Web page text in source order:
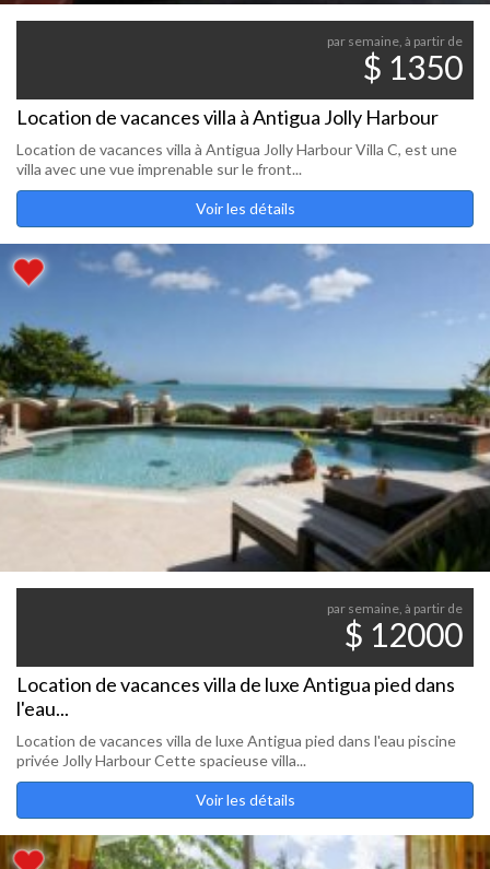
par semaine, à partir de
$ 1350
Location de vacances villa à Antigua Jolly Harbour
Location de vacances villa à Antigua Jolly Harbour Villa C, est une
villa avec une vue imprenable sur le front...
Voir les détails
par semaine, à partir de
$ 12000
Location de vacances villa de luxe Antigua pied dans
l'eau...
Location de vacances villa de luxe Antigua pied dans l'eau piscine
privée Jolly Harbour Cette spacieuse villa...
Voir les détails